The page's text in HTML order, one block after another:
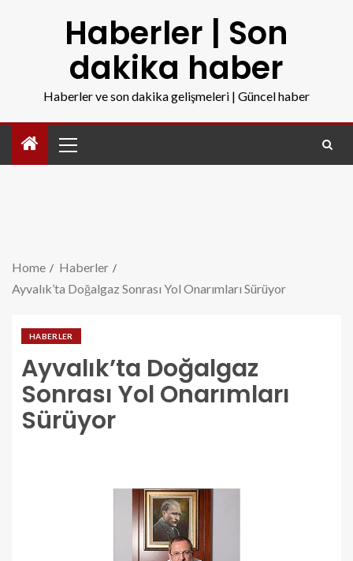
Haberler | Son
dakika haber
Haberler ve son dakika gelişmeleri | Güncel haber
Home
Haberler
Ayvalık’ta Doğalgaz Sonrası Yol Onarımları Sürüyor
HABERLER
Ayvalık’ta Doğalgaz
Sonrası Yol Onarımları
Sürüyor